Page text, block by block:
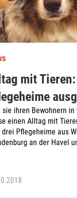
mit
sie ihren Bewohnern
einen Alltag mit
drei Pflegeheime aus
an der Havel